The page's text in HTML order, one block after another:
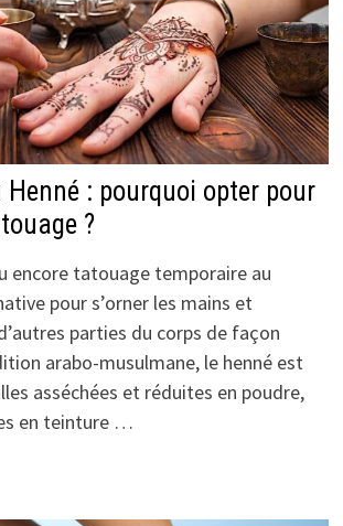
: pourquoi opter pour
?
encore tatouage temporaire au
pour s’orner les mains et
parties du corps de façon
arabo-musulmane, le henné est
asséchées et réduites en poudre,
en teinture …